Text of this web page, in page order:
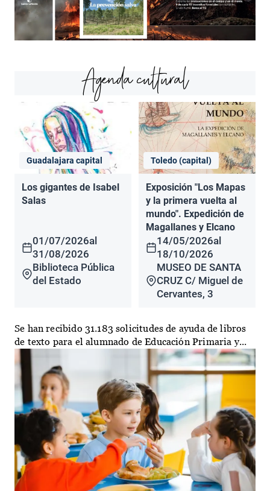
Agenda cultural
Guadalajara capital
Los gigantes de Isabel
Salas
01/07/2026al
31/08/2026
Biblioteca Pública
del Estado
Toledo (capital)
Exposición "Los Mapas
y la primera vuelta al
mundo". Expedición de
Magallanes y Elcano
14/05/2026al
18/10/2026
MUSEO DE SANTA
CRUZ C/ Miguel de
Cervantes, 3
Se han recibido 31.183 solicitudes de ayuda de libros
de texto para el alumnado de Educación Primaria y...